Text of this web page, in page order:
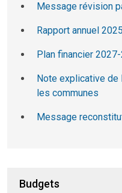
Message révision
Rapport annuel 2025
Plan financier
Note explicative
les communes
Message
Budgets